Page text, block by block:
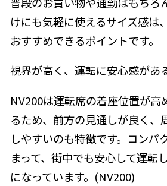
けにも気軽に使えるサイズ感は
おすすめできるポイントです。
視界が高く、運転に安心感があ
NV200は運転席の着座位置が高
るため、前方の見通しが良く、
しやすいのも特徴です。コンパ
まって、街中でも安心して運転
になっています。(NV200)